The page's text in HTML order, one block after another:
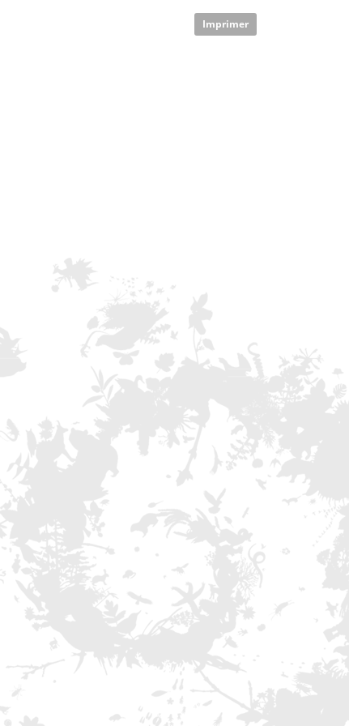
Imprimer